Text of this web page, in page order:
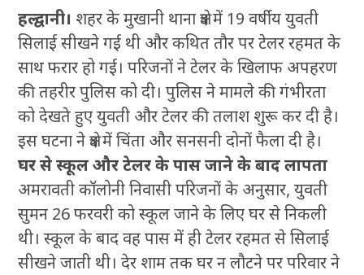
हल्द्वानी। शहर के मुखानी थाना क्षेत्र में 19 वर्षीय युवती
सिलाई सीखने गई थी और कथित तौर पर टेलर रहमत के
साथ फरार हो गई। परिजनों ने टेलर के खिलाफ अपहरण
की तहरीर पुलिस को दी। पुलिस ने मामले की गंभीरता
को देखते हुए युवती और टेलर की तलाश शुरू कर दी है।
इस घटना ने क्षेत्र में चिंता और सनसनी दोनों फैला दी है।
घर से स्कूल और टेलर के पास जाने के बाद लापता
अमरावती कॉलोनी निवासी परिजनों के अनुसार, युवती
सुमन 26 फरवरी को स्कूल जाने के लिए घर से निकली
थी। स्कूल के बाद वह पास में ही टेलर रहमत से सिलाई
सीखने जाती थी। देर शाम तक घर न लौटने पर परिवार ने